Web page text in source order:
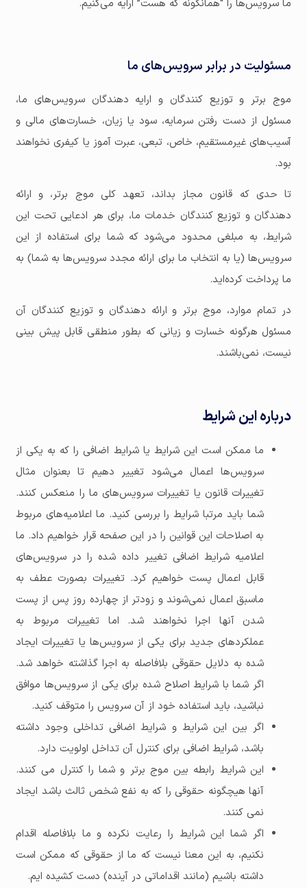
ما سرویس‌ها را “همانگونه که هست” ارایه می‌کنیم.
مسئولیت در برابر سرویس‌های ما
موج برتر و توزیع کنندگان و ارایه دهندگان سرویس‌های ما،
مسئول از دست رفتن سرمایه، سود یا زیان، خسارت‌های مالی و
آسیب‌های غیرمستقیم، خاص، تبعی، عبرت آموز یا کیفری نخواهند
بود.
تا حدی که قانون مجاز بداند، تعهد کلی موج برتر، و ارائه
دهندگان و توزیع کنندگان خدمات ما، برای هر ادعایی تحت این
شرایط، به مبلغی محدود می‌شود که شما برای استفاده از این
سرویس‌ها (یا به انتخاب ما برای ارائه مجدد سرویس‌ها به شما) به
ما پرداخت کرده‌اید.
در تمام موارد، موج برتر و ارائه دهندگان و توزیع کنندگان آن
مسئول هرگونه خسارت و زیانی که بطور منطقی قابل پیش بینی
نیست، نمی‌باشند.
درباره این شرایط
ما ممکن است این شرایط یا شرایط اضافی را که به یکی از
سرویس‌ها اعمال می‌شود تغییر دهیم تا بعنوان مثال
تغییرات قانون یا تغییرات سرویس‌های ما را منعکس کنند.
شما باید مرتبا شرایط را بررسی کنید. ما اعلامیه‌های مربوط
به اصلاحات این قوانین را در این صفحه قرار خواهیم داد. ما
اعلامیه شرایط اضافی تغییر داده شده را در سرویس‌های
قابل اعمال پست خواهیم کرد. تغییرات بصورت عطف ‌به‌
ماسبق اعمال نمی‌شوند و زودتر از چهارده روز پس از پست
شدن آنها اجرا نخواهند شد. اما تغییرات مربوط به
عملکردهای جدید برای یکی از سرویس‌ها یا تغییرات ایجاد
شده به دلایل حقوقی بلافاصله به اجرا گذاشته خواهد شد.
اگر شما با شرایط اصلاح شده برای یکی از سرویس‌ها موافق
نباشید، باید استفاده خود از آن سرویس را متوقف کنید.
اگر بین این شرایط و شرایط اضافی تداخلی وجود داشته
باشد، شرایط اضافی برای کنترل آن تداخل اولویت دارد.
این شرایط رابطه بین موج برتر و شما را کنترل می کنند.
آنها هیچگونه حقوقی را که به نفع شخص ثالث باشد ایجاد
نمی کنند.
اگر شما این شرایط را رعایت نکرده و ما بلافاصله اقدام
نکنیم، به این معنا نیست که ما از حقوقی که ممکن است
داشته باشیم (مانند اقداماتی در آینده) دست کشیده ایم.